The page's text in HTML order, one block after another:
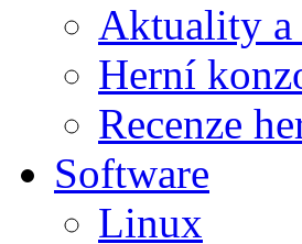
Aktuality
Herní
Recenze
Software
Linux